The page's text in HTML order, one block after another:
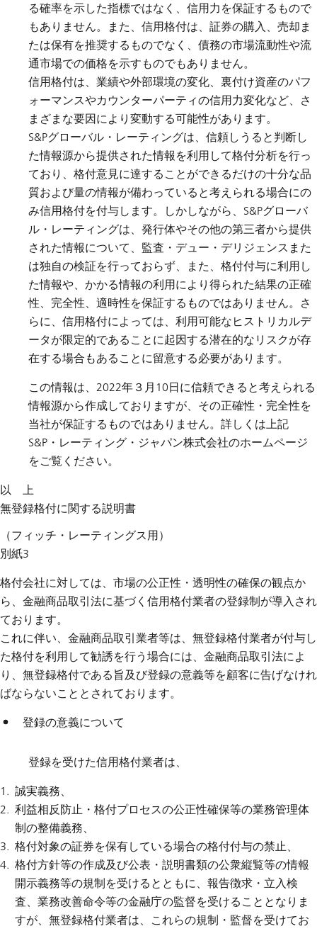
る確率を示した指標ではなく、信用力を保証するもので
もありません。また、信用格付は、証券の購入、売却ま
たは保有を推奨するものでなく、債務の市場流動性や流
通市場での価格を示すものでもありません。
信用格付は、業績や外部環境の変化、裏付け資産のパフ
ォーマンスやカウンターパーティの信用力変化など、さ
まざまな要因により変動する可能性があります。
S&Pグローバル・レーティングは、信頼しうると判断し
た情報源から提供された情報を利用して格付分析を行っ
ており、格付意見に達することができるだけの十分な品
質および量の情報が備わっていると考えられる場合にの
み信用格付を付与します。しかしながら、S&Pグローバ
ル・レーティングは、発行体やその他の第三者から提供
された情報について、監査・デュー・デリジェンスまた
は独自の検証を行っておらず、また、格付付与に利用し
た情報や、かかる情報の利用により得られた結果の正確
性、完全性、適時性を保証するものではありません。さ
らに、信用格付によっては、利用可能なヒストリカルデ
ータが限定的であることに起因する潜在的なリスクが存
在する場合もあることに留意する必要があります。
この情報は、2022年３月10日に信頼できると考えられる
情報源から作成しておりますが、その正確性・完全性を
当社が保証するものではありません。詳しくは上記
S&P・レーティング・ジャパン株式会社のホームページ
をご覧ください。
以 上
無登録格付に関する説明書
（フィッチ・レーティングス用）
別紙3
格付会社に対しては、市場の公正性・透明性の確保の観点か
ら、金融商品取引法に基づく信用格付業者の登録制が導入され
ております。
これに伴い、金融商品取引業者等は、無登録格付業者が付与し
た格付を利用して勧誘を行う場合には、金融商品取引法によ
り、無登録格付である旨及び登録の意義等を顧客に告げなけれ
ばならないこととされております。
登録の意義について
登録を受けた信用格付業者は、
誠実義務、
利益相反防止・格付プロセスの公正性確保等の業務管理体
制の整備義務、
格付対象の証券を保有している場合の格付付与の禁止、
格付方針等の作成及び公表・説明書類の公衆縦覧等の情報
開示義務等の規制を受けるとともに、報告徴求・立入検
査、業務改善命令等の金融庁の監督を受けることとなりま
すが、無登録格付業者は、これらの規制・監督を受けてお